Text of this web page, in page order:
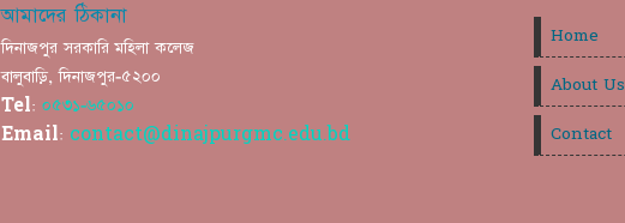
আমাদের ঠিকানা
দিনাজপুর সরকারি মহিলা কলেজ
বালুবাড়ি, দিনাজপুর-৫২০০
Tel: ০৫৩১-৬৫০১০
Email: contact@dinajpurgmc.edu.bd
Home
About Us
Contact